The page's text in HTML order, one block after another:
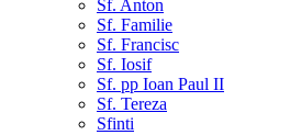
Sf. Anton
Sf. Familie
Sf. Francisc
Sf. Iosif
Sf. pp Ioan Paul II
Sf. Tereza
Sfinti